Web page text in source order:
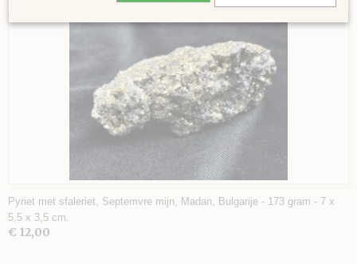
Pyriet met sfaleriet, Septemvre mijn, Madan, Bulgarije - 173 gram - 7 x
5,5 x 3,5 cm.
€ 12,00